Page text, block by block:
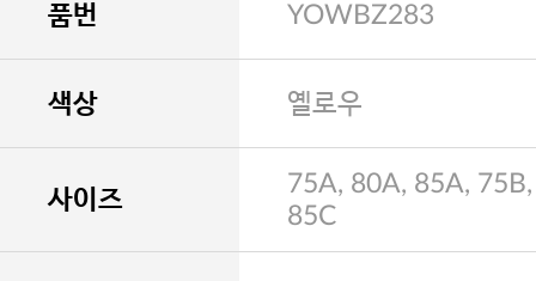
품번 YOWBZ283
색상 옐로우
사이즈
75A, 80A, 85A,
85C